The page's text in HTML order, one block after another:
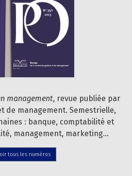
management, revue publiée par
de management. Semestrielle,
: banque, comptabilité et
management, marketing…
tous les numéros